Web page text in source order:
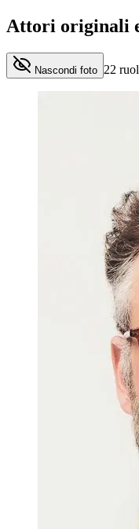
Attori originali
Nascondi foto 22